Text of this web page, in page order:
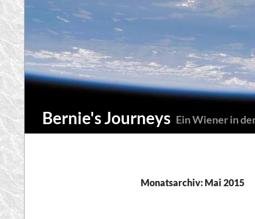
Zum
Inhalt
springen
Bernie's Journeys Ein Wiener in
Suchen
Monatsarchiv: Mai 2015